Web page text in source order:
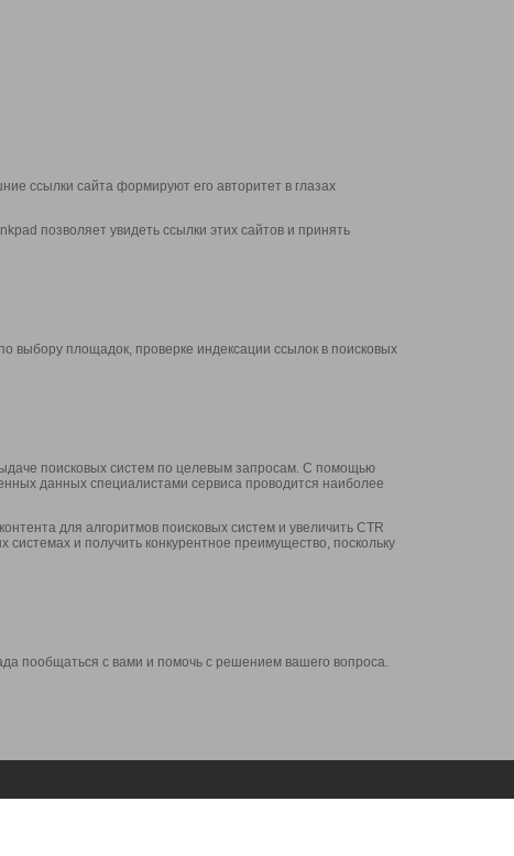
ссылки сайта формируют его авторитет в глазах
позволяет увидеть ссылки этих сайтов и принять
выбору площадок, проверке индексации ссылок в поисковых
поисковых систем по целевым запросам. С помощью
данных специалистами сервиса проводится наиболее
для алгоритмов поисковых систем и увеличить CTR
и получить конкурентное преимущество, поскольку
пообщаться с вами и помочь с решением вашего вопроса.